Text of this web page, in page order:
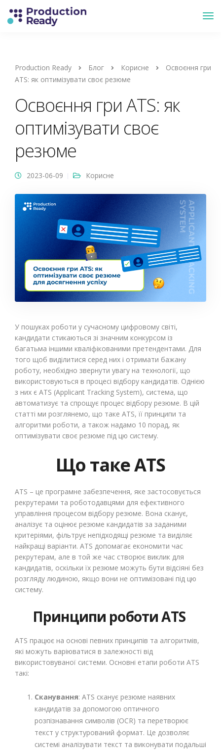
Production Ready Блог Корисне
Освоєння гри
ATS: як оптимізувати своє резюме
Освоєння гри ATS: як
оптимізувати своє
резюме
2023-06-09 Корисне
У пошуках роботи у сучасному цифровому світі,
кандидати стикаються зі значним конкурсом із
багатьма іншими кваліфікованими претендентами. Для
того щоб виділитися серед них і отримати бажану
роботу, необхідно звернути увагу на технології, що
використовуються в процесі відбору кандидатів. Однією
з них є ATS (Applicant Tracking System), система, що
автоматизує та спрощує процес відбору резюме. В цій
статті ми розглянемо, що таке ATS, її принципи та
алгоритми роботи, а також надамо 10 порад, як
оптимізувати своє резюме під цю систему.
Що таке ATS
ATS – це програмне забезпечення, яке застосовується
рекрутерами та роботодавцями для ефективного
управління процесом відбору резюме. Вона сканує,
аналізує та оцінює резюме кандидатів за заданими
критеріями, фільтрує непідходящі резюме та виділяє
найкращі варіанти. ATS допомагає економити час
рекрутерам, але в той же час створює виклик для
кандидатів, оскільки їх резюме можуть бути відсіяні без
розгляду людиною, якщо вони не оптимізовані під цю
систему.
Принципи роботи ATS
ATS працює на основі певних принципів та алгоритмів,
які можуть варіюватися в залежності від
використовуваної системи. Основні етапи роботи ATS
такі:
Сканування: ATS сканує резюме наявних
кандидатів за допомогою оптичного
розпізнавання символів (OCR) та перетворює
текст у структурований формат. Це дозволяє
системі аналізувати текст та виконувати подальші